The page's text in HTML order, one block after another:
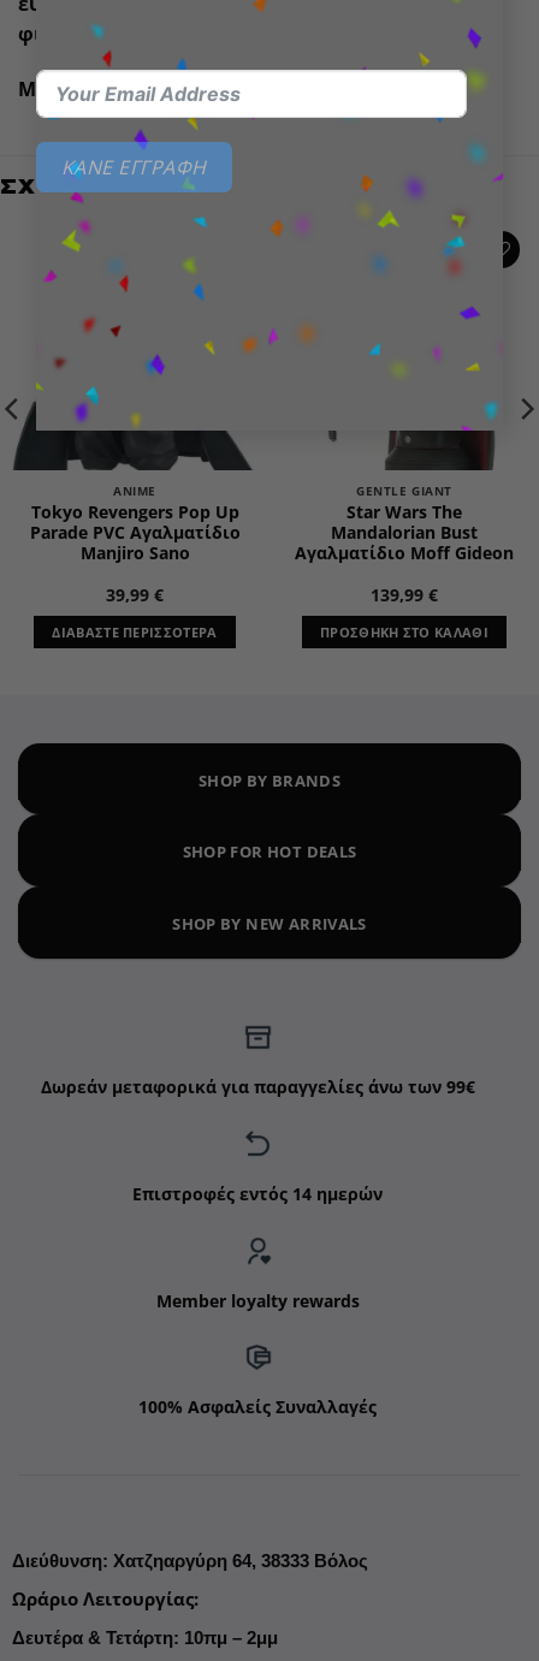
ΚΑΝΕ ΕΓΓΡΑΦΗ
φιγούρα δράσης στη συλλογή σας!
Μέγεθος Προϊόντος: 18 cm
ΣΧΕΤΙΚΆ ΠΡΟΪΌΝΤΑ
Add to
wishlist
ΕΞΑΝΤΛΗΜΈΝΟ
ANIME
Tokyo Revengers Pop Up
Parade PVC Αγαλματίδιο
Manjiro Sano
39,99 €
ΔΙΑΒΆΣΤΕ ΠΕΡΙΣΣΌΤΕΡΑ
GENTLE GIANT
Star Wars The
Mandalorian Bust
Αγαλματίδιο Moff Gideon
139,99 €
ΠΡΟΣΘΉΚΗ ΣΤΟ ΚΑΛΆΘΙ
SHOP BY BRANDS
SHOP FOR HOT DEALS
SHOP BY NEW ARRIVALS
Δωρεάν μεταφορικά για παραγγελίες άνω των 99€
Επιστροφές εντός 14 ημερών
Member loyalty rewards
100% Ασφαλείς Συναλλαγές
Διεύθυνση: Χατζηαργύρη 64, 38333 Βόλος
Ωράριο Λειτουργίας:
Δευτέρα & Τετάρτη: 10πμ – 2μμ